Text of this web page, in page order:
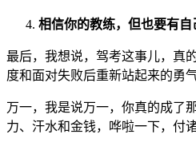
相信你的教练，但也要有自
最后，我想说，驾考这事儿，真
度和面对失败后重新站起来的勇气
万一，我是说万一，你真的成了
力、汗水和金钱，哗啦一下，付